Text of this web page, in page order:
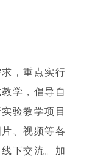
，重点实行
学，倡导自
验教学项目
、视频等各
下交流。加